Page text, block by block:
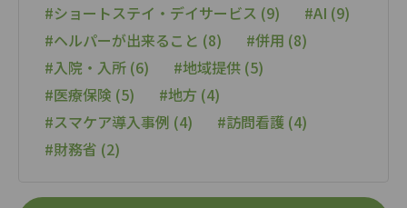
#ショートステイ・デイサービス (9)
#AI (9)
#ヘルパーが出来ること (8)
#併用 (8)
#入院・入所 (6)
#地域提供 (5)
#医療保険 (5)
#地方 (4)
#スマケア導入事例 (4)
#訪問看護 (4)
#財務省 (2)